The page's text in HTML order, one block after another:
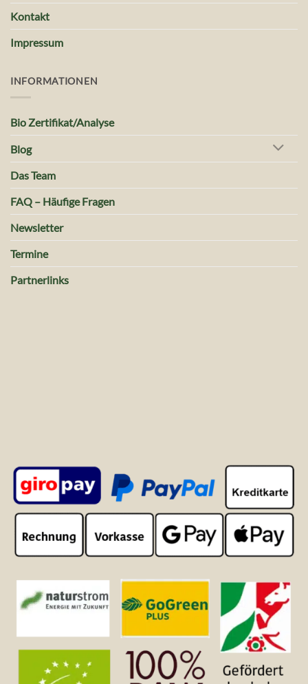
Kontakt
Impressum
INFORMATIONEN
Bio Zertifikat/Analyse
Blog
Das Team
FAQ – Häufige Fragen
Newsletter
Termine
Partnerlinks